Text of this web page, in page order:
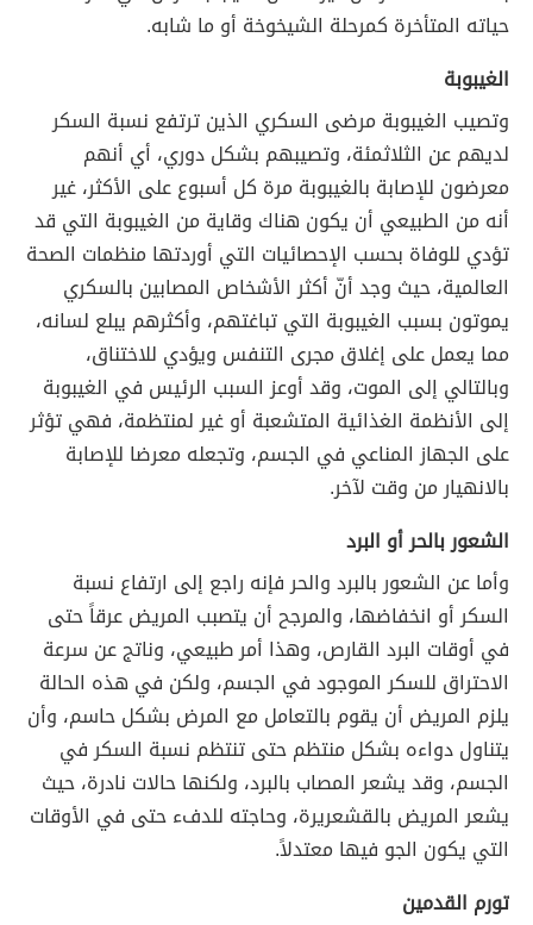
حياته المتأخرة كمرحلة الشيخوخة أو ما شابه.
الغيبوبة
وتصيب الغيبوبة مرضى السكري الذين ترتفع نسبة السكر
لديهم عن الثلاثمئة، وتصيبهم بشكل دوري، أي أنهم
معرضون للإصابة بالغيبوبة مرة كل أسبوع على الأكثر، غير
أنه من الطبيعي أن يكون هناك وقاية من الغيبوبة التي قد
تؤدي للوفاة بحسب الإحصائيات التي أوردتها منظمات الصحة
العالمية، حيث وجد أنّ أكثر الأشخاص المصابين بالسكري
يموتون بسبب الغيبوبة التي تباغتهم، وأكثرهم يبلع لسانه،
مما يعمل على إغلاق مجرى التنفس ويؤدي للاختناق،
وبالتالي إلى الموت، وقد أوعز السبب الرئيس في الغيبوبة
إلى الأنظمة الغذائية المتشعبة أو غير لمنتظمة، فهي تؤثر
على الجهاز المناعي في الجسم، وتجعله معرضا للإصابة
بالانهيار من وقت لآخر.
الشعور بالحر أو البرد
وأما عن الشعور بالبرد والحر فإنه راجع إلى ارتفاع نسبة
السكر أو انخفاضها، والمرجح أن يتصبب المريض عرقاً حتى
في أوقات البرد القارص، وهذا أمر طبيعي، وناتج عن سرعة
الاحتراق للسكر الموجود في الجسم، ولكن في هذه الحالة
يلزم المريض أن يقوم بالتعامل مع المرض بشكل حاسم، وأن
يتناول دواءه بشكل منتظم حتى تنتظم نسبة السكر في
الجسم، وقد يشعر المصاب بالبرد، ولكنها حالات نادرة، حيث
يشعر المريض بالقشعريرة، وحاجته للدفء حتى في الأوقات
التي يكون الجو فيها معتدلاً.
تورم القدمين